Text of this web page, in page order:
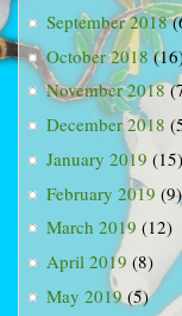
September 2018
October 2018
November 2018
December 2018
January 2019 (15)
February 2019 (9)
March 2019 (12)
April 2019 (8)
May 2019(5)